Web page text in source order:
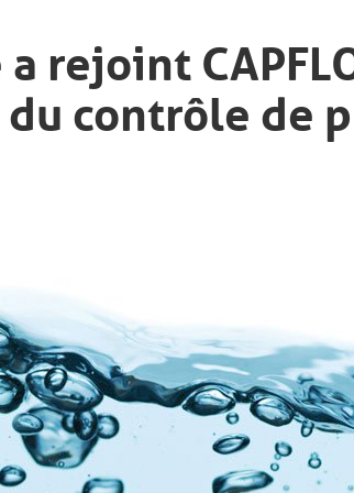
a rejoint
du contrôle de